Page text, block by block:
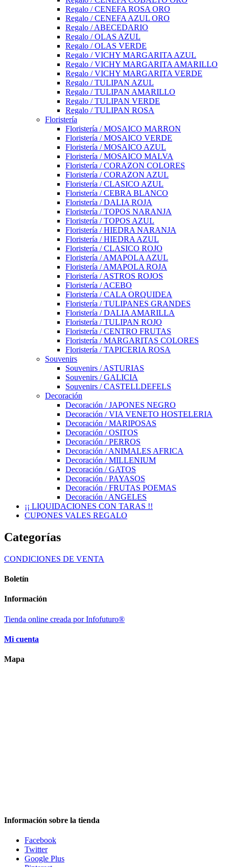
Regalo / CENEFA ROSA ORO
Regalo / CENEFA AZUL ORO
Regalo / ABECEDARIO
Regalo / OLAS AZUL
Regalo / OLAS VERDE
Regalo / VICHY MARGARITA AZUL
Regalo / VICHY MARGARITA AMARILLO
Regalo / VICHY MARGARITA VERDE
Regalo / TULIPAN AZUL
Regalo / TULIPAN AMARILLO
Regalo / TULIPAN VERDE
Regalo / TULIPAN ROSA
Floristería
Floristería / MOSAICO MARRON
Floristería / MOSAICO VERDE
Floristería / MOSAICO AZUL
Floristería / MOSAICO MALVA
Floristería / CORAZON COLORES
Floristería / CORAZON AZUL
Floristería / CLASICO AZUL
Floristería / CEBRA BLANCO
Floristería / DALIA ROJA
Floristería / TOPOS NARANJA
Floristería / TOPOS AZUL
Floristería / HIEDRA NARANJA
Floristería / HIEDRA AZUL
Floristería / CLASICO ROJO
Floristería / AMAPOLA AZUL
Floristería / AMAPOLA ROJA
Floristería / ASTROS ROJOS
Floristería / ACEBO
Floristería / CALA ORQUIDEA
Floristería / TULIPANES GRANDES
Floristería / DALIA AMARILLA
Floristería / TULIPAN ROJO
Floristería / CENTRO FRUTAS
Floristería / MARGARITAS COLORES
Floristería / TAPICERIA ROSA
Souvenirs
Souvenirs / ASTURIAS
Souvenirs / GALICIA
Souvenirs / CASTELLDEFELS
Decoración
Decoración / JAPONES NEGRO
Decoración / VIA VENETO HOSTELERIA
Decoración / MARIPOSAS
Decoración / OSITOS
Decoración / PERROS
Decoración / ANIMALES AFRICA
Decoración / MILLENIUM
Decoración / GATOS
Decoración / PAYASOS
Decoración / FRUTAS POEMAS
Decoración / ANGELES
¡¡ LIQUIDACIONES CON TARAS !!
CUPONES VALES REGALO
Categorías
CONDICIONES DE VENTA
Boletín
Información
Tienda online creada por Infofuturo®
Mi cuenta
Mapa
Información sobre la tienda
Facebook
Twitter
Google Plus